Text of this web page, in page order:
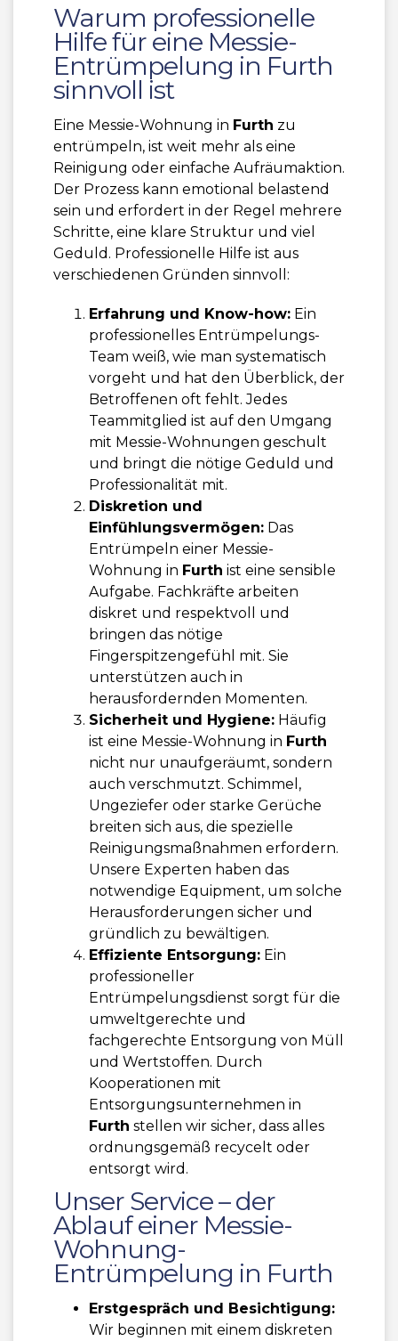
Warum professionelle
Hilfe für eine Messie-
Entrümpelung in Furth
sinnvoll ist
Eine Messie-Wohnung in Furth zu
entrümpeln, ist weit mehr als eine
Reinigung oder einfache Aufräumaktion.
Der Prozess kann emotional belastend
sein und erfordert in der Regel mehrere
Schritte, eine klare Struktur und viel
Geduld. Professionelle Hilfe ist aus
verschiedenen Gründen sinnvoll:
Erfahrung und Know-how: Ein
professionelles Entrümpelungs-
Team weiß, wie man systematisch
vorgeht und hat den Überblick, der
Betroffenen oft fehlt. Jedes
Teammitglied ist auf den Umgang
mit Messie-Wohnungen geschult
und bringt die nötige Geduld und
Professionalität mit.
Diskretion und
Einfühlungsvermögen: Das
Entrümpeln einer Messie-
Wohnung in Furth ist eine sensible
Aufgabe. Fachkräfte arbeiten
diskret und respektvoll und
bringen das nötige
Fingerspitzengefühl mit. Sie
unterstützen auch in
herausfordernden Momenten.
Sicherheit und Hygiene: Häufig
ist eine Messie-Wohnung in Furth
nicht nur unaufgeräumt, sondern
auch verschmutzt. Schimmel,
Ungeziefer oder starke Gerüche
breiten sich aus, die spezielle
Reinigungsmaßnahmen erfordern.
Unsere Experten haben das
notwendige Equipment, um solche
Herausforderungen sicher und
gründlich zu bewältigen.
Effiziente Entsorgung: Ein
professioneller
Entrümpelungsdienst sorgt für die
umweltgerechte und
fachgerechte Entsorgung von Müll
und Wertstoffen. Durch
Kooperationen mit
Entsorgungsunternehmen in
Furth stellen wir sicher, dass alles
ordnungsgemäß recycelt oder
entsorgt wird.
Unser Service – der
Ablauf einer Messie-
Wohnung-
Entrümpelung in Furth
Erstgespräch und Besichtigung:
Wir beginnen mit einem diskreten